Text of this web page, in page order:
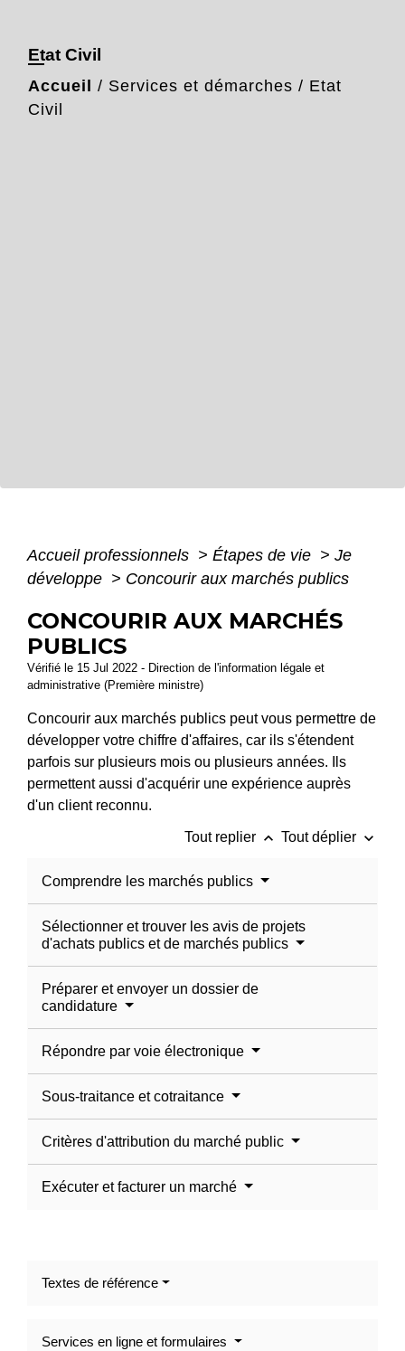
Etat Civil
Accueil / Services et démarches / Etat
Civil
Accueil professionnels > Étapes de vie > Je
développe > Concourir aux marchés publics
CONCOURIR AUX MARCHÉS
PUBLICS
Vérifié le 15 Jul 2022 - Direction de l'information légale et
administrative (Première ministre)
Concourir aux marchés publics peut vous permettre de
développer votre chiffre d'affaires, car ils s'étendent
parfois sur plusieurs mois ou plusieurs années. Ils
permettent aussi d'acquérir une expérience auprès
d'un client reconnu.
Tout replier keyboard_arrow_up Tout déplier keyboard_arrow_down
Comprendre les marchés publics
Sélectionner et trouver les avis de projets
d'achats publics et de marchés publics
Préparer et envoyer un dossier de
candidature
Répondre par voie électronique
Sous-traitance et cotraitance
Critères d'attribution du marché public
Exécuter et facturer un marché
Textes de référence
Services en ligne et formulaires